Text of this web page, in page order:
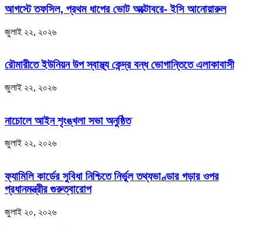
আগস্টে তফসিল, প্রথম ধাপের ভোট অক্টোবরে- ইসি আনোয়ারুল
জুলাই ২২, ২০২৬
রৌমারীতে ইউনিয়ন উপ স্বাস্থ্য কেন্দ্র বন্ধ ভোগান্তিতে এলাকাবাসী
জুলাই ২২, ২০২৬
নাচোলে আইন শৃংঙ্খলা সভা অনুষ্ঠিত
জুলাই ২২, ২০২৬
ফ্যামিলি কার্ডের সুবিধা নিশ্চিতে নির্ভুল তথ্যভাণ্ডার গড়ার ওপর
প্রধানমন্ত্রীর গুরুত্বারোপ
জুলাই ২০, ২০২৬